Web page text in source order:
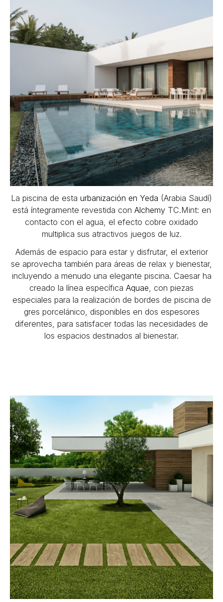
La piscina de esta urbanización en Yeda (Arabia Saudí)
está íntegramente revestida con AlchemyTC.Mint: en
contacto con el agua, el efecto cobre oxidado
multiplica sus atractivos juegos de luz.
Además de espacio para estar y disfrutar, el exterior
se aprovecha también para áreas de relax y bienestar,
incluyendo a menudo una elegante piscina. Caesar ha
creado la línea específica Aquae , con piezas
especiales para la realización de bordes de piscina de
gres porcelánico, disponibles en dos espesores
diferentes, para satisfacer todas las necesidades de
los espacios destinados al bienestar.